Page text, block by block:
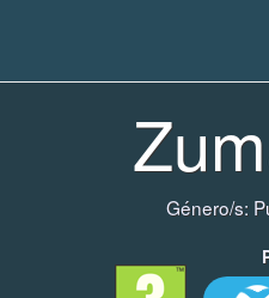
Género/s: